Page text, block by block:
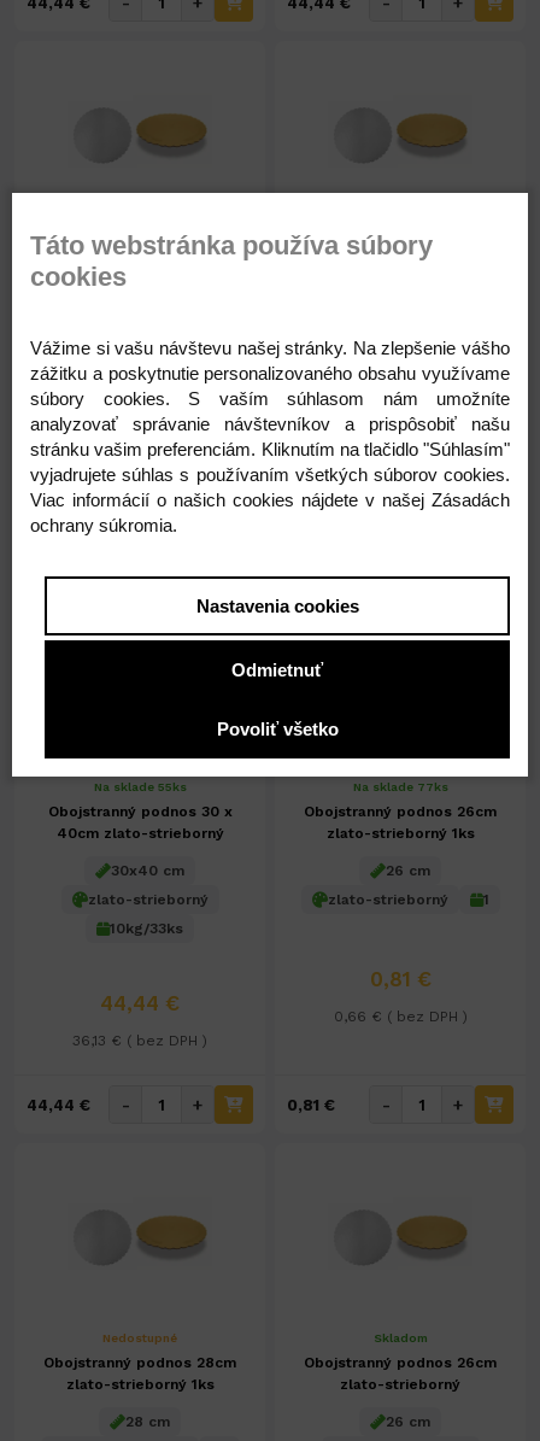
Na sklade 22ks
zlato-strieborný
zlato-strieborný
10kg/57ks
44,44 €
36,13 € ( bez DPH )
Na sklade 35ks
Obojstranný podnos 32cm
zlato-strieborný
10kg/50ks
44,44 €
36,13 € ( bez DPH )
Na sklade 55ks
Obojstranný podnos 30 x
40cm zlato-strieborný
30x40 cm
zlato-strieborný
10kg/33ks
44,44 €
36,13 € ( bez DPH )
44,44 € - +
Na sklade 77ks
Obojstranný podnos 26cm
zlato-strieborný 1ks
26 cm
zlato-strieborný
1
0,81 €
0,66 € ( bez DPH )
0,81 € - +
Nedostupné
Obojstranný podnos 28cm
zlato-strieborný 1ks
28 cm
Skladom
Obojstranný podnos 26cm
zlato-strieborný
26 cm
Táto webstránka používa súbory
cookies
Vážime si vašu návštevu našej stránky. Na zlepšenie vášho
zážitku a poskytnutie personalizovaného obsahu využívame
súbory cookies. S vaším súhlasom nám umožníte
analyzovať správanie návštevníkov a prispôsobiť našu
stránku vašim preferenciám. Kliknutím na tlačidlo "Súhlasím"
vyjadrujete súhlas s používaním všetkých súborov cookies.
Viac informácií o našich cookies nájdete v našej Zásadách
ochrany súkromia.
Nastavenia cookies
Odmietnuť
Povoliť všetko